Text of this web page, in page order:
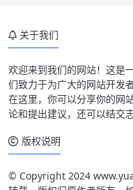
关于我们
欢迎来到我们的网站！这是
们致力于为广大的网站开发
在这里，你可以分享你的网
论和提出建议，还可以结交
版权说明
© Copyright 2024